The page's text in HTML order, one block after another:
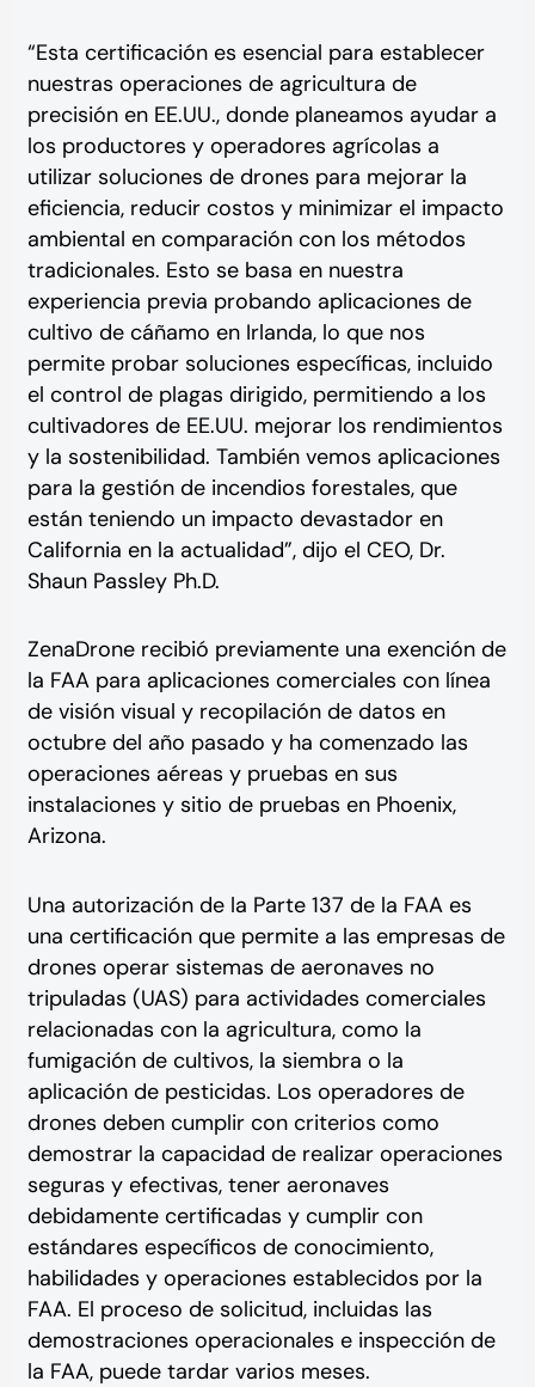
“Esta certificación es esencial para establecer
nuestras operaciones de agricultura de
precisión en EE.UU., donde planeamos ayudar a
los productores y operadores agrícolas a
utilizar soluciones de drones para mejorar la
eficiencia, reducir costos y minimizar el impacto
ambiental en comparación con los métodos
tradicionales. Esto se basa en nuestra
experiencia previa probando aplicaciones de
cultivo de cáñamo en Irlanda, lo que nos
permite probar soluciones específicas, incluido
el control de plagas dirigido, permitiendo a los
cultivadores de EE.UU. mejorar los rendimientos
y la sostenibilidad. También vemos aplicaciones
para la gestión de incendios forestales, que
están teniendo un impacto devastador en
California en la actualidad”, dijo el CEO, Dr.
Shaun Passley Ph.D.
ZenaDrone recibió previamente una exención de
la FAA para aplicaciones comerciales con línea
de visión visual y recopilación de datos en
octubre del año pasado y ha comenzado las
operaciones aéreas y pruebas en sus
instalaciones y sitio de pruebas en Phoenix,
Arizona.
Una autorización de la Parte 137 de la FAA es
una certificación que permite a las empresas de
drones operar sistemas de aeronaves no
tripuladas (UAS) para actividades comerciales
relacionadas con la agricultura, como la
fumigación de cultivos, la siembra o la
aplicación de pesticidas. Los operadores de
drones deben cumplir con criterios como
demostrar la capacidad de realizar operaciones
seguras y efectivas, tener aeronaves
debidamente certificadas y cumplir con
estándares específicos de conocimiento,
habilidades y operaciones establecidos por la
FAA. El proceso de solicitud, incluidas las
demostraciones operacionales e inspección de
la FAA, puede tardar varios meses.